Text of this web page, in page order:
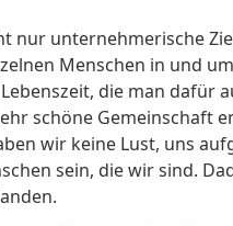
nur unternehmerische
Menschen in und um
die man dafür
schöne Gemeinschaft
wir keine Lust, uns
sein, die wir sind.